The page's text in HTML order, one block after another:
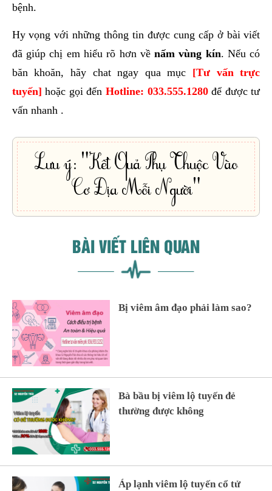
bệnh.
Hy vọng với những thông tin được cung cấp ở bài viết
đã giúp chị em hiểu rõ hơn vềnấm vùng kín. Nếu có
băn khoăn, hãy chat ngay qua mục [Tư vấn trực
tuyến]hoặc gọi đếnHotline: 033.555.1280để được tư
vấn nhanh .
Lưu ý: "Kết Quả Phụ Thuộc Vào
Cơ Địa Mỗi Người"
BÀI VIẾT LIÊN QUAN
Bị viêm âm đạo phải làm sao?
Bà bầu bị viêm lộ tuyến đẻ
thường được không
Áp lạnh viêm lộ tuyến cổ tử